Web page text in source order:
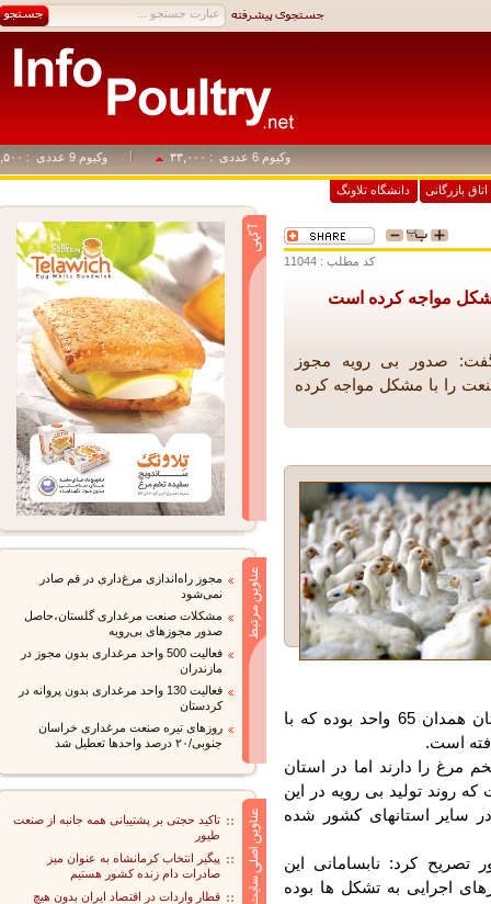
وکیوم 6 عددی : ۳۳,۰۰۰ وکیوم 9 عددی : ۴۹,۵۰۰
بازرگانی دانشگاه تلاونگ
کد مطلب : 11044
مواجه کرده است
صدور بی رویه مجوز
را با مشکل مواجه کرده
وی تصریح کرد: تعداد واحدهای مرغ تخمگذار در استان همدان 65 واحد بوده که با
را دارند اما در استان
تولید بی رویه در این
سایر استانهای کشور شده
کرد: نابسامانی این
اجرایی به تشکل ها بوده
مجوز راه‌اندازی مرغ‌داری در قم صادر
نمی‌شود
مشکلات صنعت مرغداری گلستان،حاصل
صدور مجوزهای بی‌رویه
فعالیت 500 واحد مرغداری بدون مجوز در
مازندران
فعالیت 130 واحد مرغداری بدون پروانه در
کردستان
روزهای تیره صنعت مرغداری خراسان
جنوبی/۲۰ درصد واحدها تعطیل شد
تاکید حجتی بر پشتیبانی همه جانبه از صنعت
طیور
پیگیر انتخاب کرمانشاه به عنوان میز
صادرات دام زنده کشور هستیم
قطار واردات در اقتصاد ایران بدون هیچ